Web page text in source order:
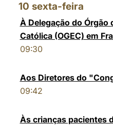
10 sexta-feira
À Delegação do Órgão
Católica (OGEC) em
09:30
Aos Diretores do
09:42
Às crianças pacientes